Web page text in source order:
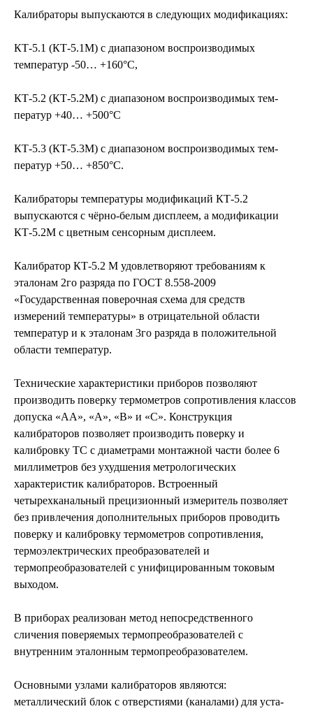
Калибраторы выпускаются в следующих мо­дификациях:
КТ-5.1 (КТ-5.1М) с диапазоном вос­про­изводи­мых
температур -50… +160°С,
КТ-5.2 (КТ-5.2М) с диа­пазоном воспроизводимых тем­
пера­тур +40… +500°С
КТ-5.3 (КТ-5.3М) с диа­пазоном воспроизводимых тем­
пера­тур +50… +850°С.
Калибраторы температуры модификаций КТ-5.2
выпускаются с чёрно-белым дисплеем, а модификации
КТ-5.2М с цветным сенсорным дисплеем.
Калибратор КТ-5.2 М удовлетворяют требованиям к
эталонам 2го разряда по ГОСТ 8.558-2009
«Государственная поверочная схема для средств
измерений температуры» в отрицательной области
температур и к эталонам 3го разряда в положительной
области температур.
Технические характеристики приборов позволяют
производить поверку термометров сопротивле­ния классов
допуска «AA», «A», «B» и «C». Конструкция
калибраторов позволяет производить поверку и
калибровку ТС с диаметрами монтажной части более 6
миллиметров без ухудшения метрологических
характеристик калибраторов. Встроенный
четырехканальный прецизионный измеритель позволяет
без привлечения дополнительных приборов проводить
поверку и калибровку термометров сопротивления,
термоэлектрических преобразователей и
термопреобразователей с унифицированным токовым
выходом.
В приборах реализован метод непосредственного
сличения поверяемых термо­пре­образова­те­лей с
внутренним эталонным термопреобразователем.
Основными уз­лами калиб­раторов являются:
металлический блок с отверстиями (ка­налами) для уста­